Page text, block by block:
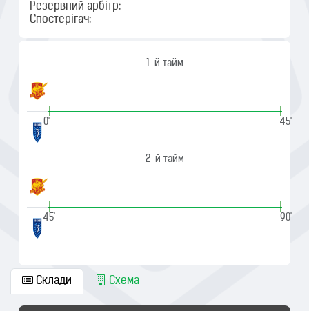
Резервний арбітр:
Спостерігач:
1-й тайм
|
0'
|
45'
2-й тайм
|
45'
|
90'
Склади Схема